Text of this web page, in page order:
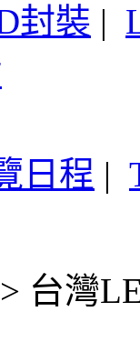
封裝 |
日程 |
> 台灣